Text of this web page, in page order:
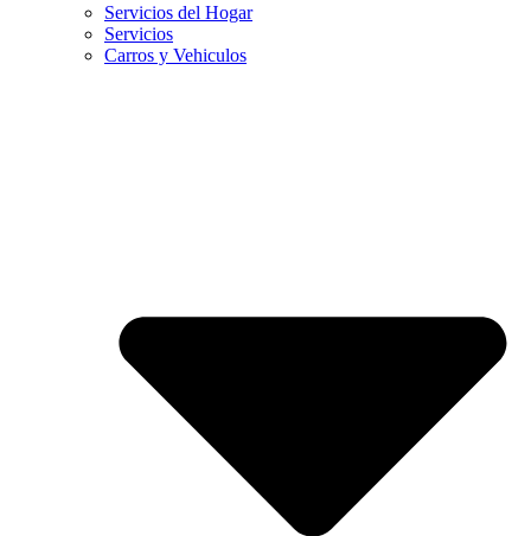
Servicios del Hogar
Servicios
Carros y Vehiculos